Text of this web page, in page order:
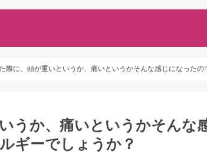
際に、頭が重いというか、痛いというかそんな感じになったの
うか、痛いというかそんな
ギーでしょうか？